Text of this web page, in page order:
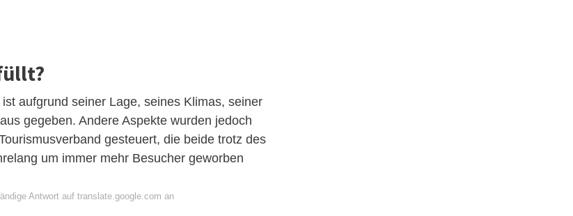
aufgrund seiner Lage, seines Klimas, seiner
gegeben. Andere Aspekte wurden jedoch
gesteuert, die beide trotz des
um immer mehr Besucher geworben
Antwort auf translate.google.com an